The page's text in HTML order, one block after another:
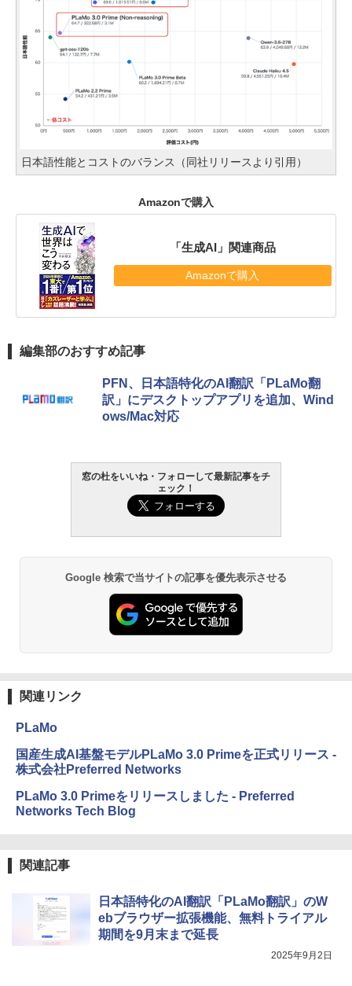
日本語性能とコストのバランス（同社リリースより引用）
Amazonで購入
「生成AI」関連商品
Amazonで購入
編集部のおすすめ記事
PFN、日本語特化のAI翻訳「PLaMo翻
訳」にデスクトップアプリを追加、Wind
ows/Mac対応
窓の杜をいいね・フォローして最新記事をチ
ェック！
Google 検索で当サイトの記事を優先表示させる
関連リンク
PLaMo
国産生成AI基盤モデルPLaMo 3.0 Primeを正式リリース -
株式会社Preferred Networks
PLaMo 3.0 Primeをリリースしました - Preferred
Networks Tech Blog
関連記事
日本語特化のAI翻訳「PLaMo翻訳」のW
ebブラウザー拡張機能、無料トライアル
期間を9月末まで延長
2025年9月2日